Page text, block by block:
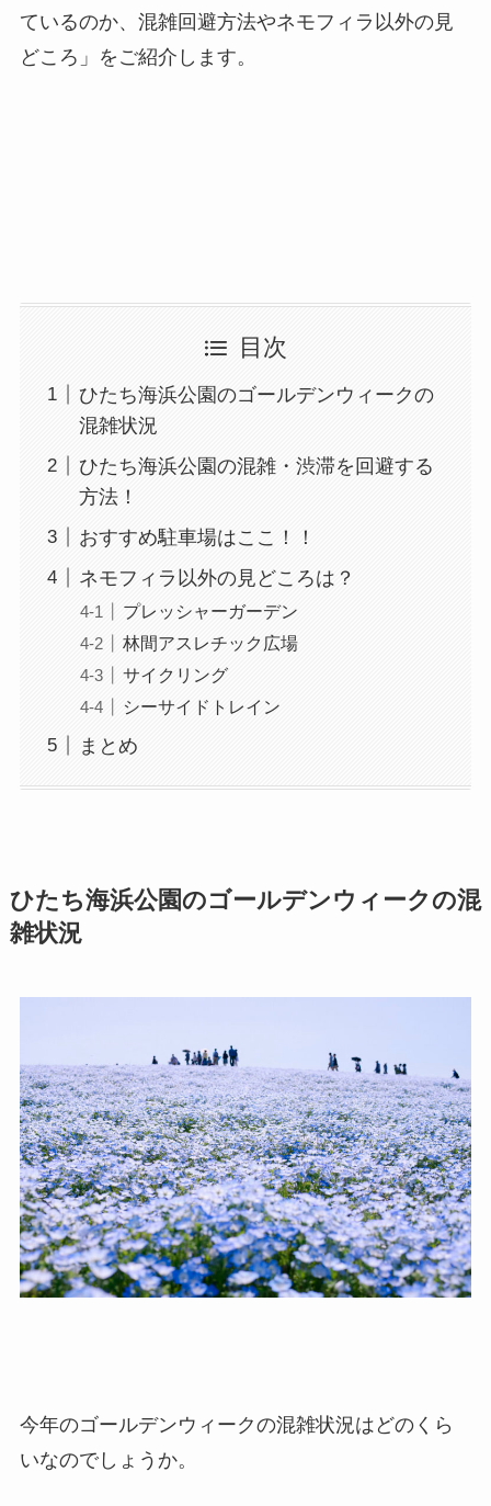
ているのか、混雑回避方法やネモフィラ以外の見
どころ」をご紹介します。
目次
ひたち海浜公園のゴールデンウィークの
混雑状況
ひたち海浜公園の混雑・渋滞を回避する
方法！
おすすめ駐車場はここ！！
ネモフィラ以外の見どころは？
プレッシャーガーデン
林間アスレチック広場
サイクリング
シーサイドトレイン
まとめ
ひたち海浜公園のゴールデンウィークの混
雑状況
今年のゴールデンウィークの混雑状況はどのくら
いなのでしょうか。